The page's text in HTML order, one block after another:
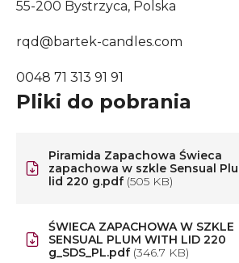
55-200 Bystrzyca, Polska
rqd@bartek-candles.com
0048 71 313 91 91
Pliki do pobrania
Piramida Zapachowa Świeca
zapachowa w szkle Sensual
lid 220 g.pdf (505 KB)
ŚWIECA ZAPACHOWA W SZKLE
SENSUAL PLUM WITH LID 220
g_SDS_PL.pdf (346.7 KB)